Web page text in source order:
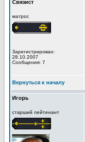
Связист
матрос
Зарегистрирован:
28.10.2007
Сообщения: 7
Вернуться к началу
Игорь
старший лейтенант